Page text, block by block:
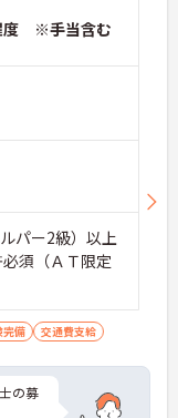
度 ※手当含む
パー2級）以上
須（ＡＴ限定
完備 交通費支給
の募